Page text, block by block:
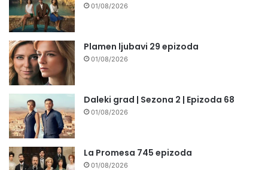
01/08/2026
Plamen ljubavi 29 epizoda
01/08/2026
Daleki grad | Sezona 2 | Epizoda 68
01/08/2026
La Promesa 745 epizoda
01/08/2026